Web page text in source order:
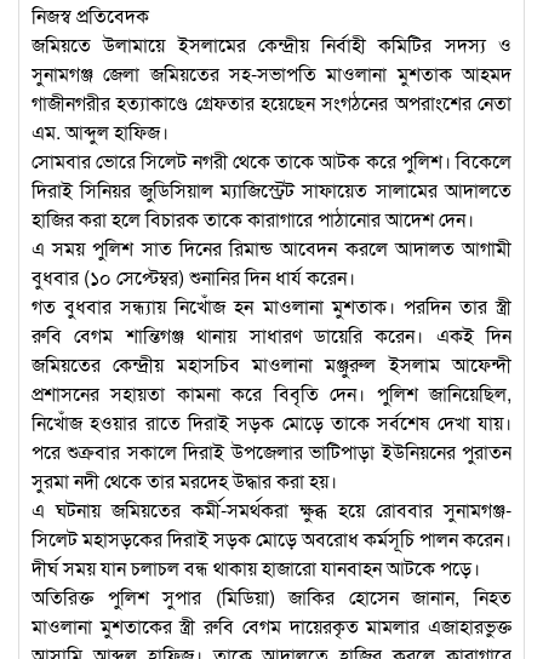
নিজস্ব প্রতিবেদক
জমিয়তে উলামায়ে ইসলামের কেন্দ্রীয় নির্বাহী কমিটির সদস্য ও
সুনামগঞ্জ জেলা জমিয়তের সহ-সভাপতি মাওলানা মুশতাক আহমদ
গাজীনগরীর হত্যাকাণ্ডে গ্রেফতার হয়েছেন সংগঠনের অপরাংশের নেতা
এম. আব্দুল হাফিজ।
সোমবার ভোরে সিলেট নগরী থেকে তাকে আটক করে পুলিশ। বিকেলে
দিরাই সিনিয়র জুডিসিয়াল ম্যাজিস্ট্রেট সাফায়েত সালামের আদালতে
হাজির করা হলে বিচারক তাকে কারাগারে পাঠানোর আদেশ দেন।
এ সময় পুলিশ সাত দিনের রিমান্ড আবেদন করলে আদালত আগামী
বুধবার (১০ সেপ্টেম্বর) শুনানির দিন ধার্য করেন।
গত বুধবার সন্ধ্যায় নিখোঁজ হন মাওলানা মুশতাক। পরদিন তার স্ত্রী
রুবি বেগম শান্তিগঞ্জ থানায় সাধারণ ডায়েরি করেন। একই দিন
জমিয়তের কেন্দ্রীয় মহাসচিব মাওলানা মঞ্জুরুল ইসলাম আফেন্দী
প্রশাসনের সহায়তা কামনা করে বিবৃতি দেন। পুলিশ জানিয়েছিল,
নিখোঁজ হওয়ার রাতে দিরাই সড়ক মোড়ে তাকে সর্বশেষ দেখা যায়।
পরে শুক্রবার সকালে দিরাই উপজেলার ভাটিপাড়া ইউনিয়নের পুরাতন
সুরমা নদী থেকে তার মরদেহ উদ্ধার করা হয়।
এ ঘটনায় জমিয়তের কর্মী-সমর্থকরা ক্ষুব্ধ হয়ে রোববার সুনামগঞ্জ-
সিলেট মহাসড়কের দিরাই সড়ক মোড়ে অবরোধ কর্মসূচি পালন করেন।
দীর্ঘ সময় যান চলাচল বন্ধ থাকায় হাজারো যানবাহন আটকে পড়ে।
অতিরিক্ত পুলিশ সুপার (মিডিয়া) জাকির হোসেন জানান, নিহত
মাওলানা মুশতাকের স্ত্রী রুবি বেগম দায়েরকৃত মামলার এজাহারভুক্ত